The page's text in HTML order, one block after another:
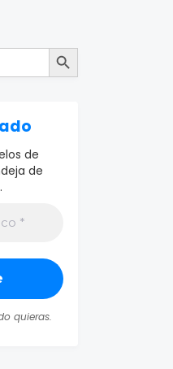
Botón de búsqueda
de
de
quieras.